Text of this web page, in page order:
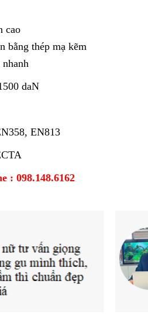
cao
bằng thép mạ kẽm
daN
EN813
: 098.148.6162